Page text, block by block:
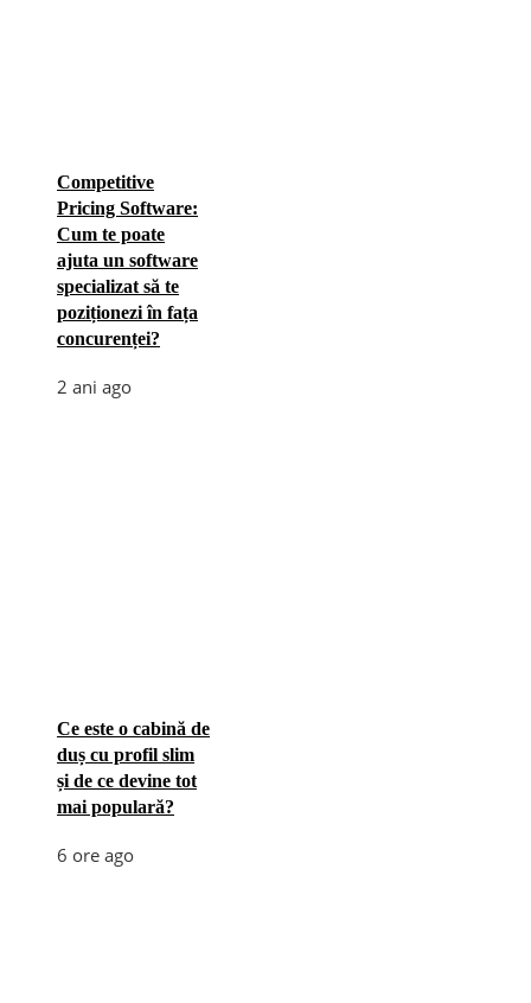
Competitive
Pricing Software:
Cum te poate
ajuta un software
specializat să te
poziționezi în fața
concurenței?
2 ani ago
Ce este o cabină de
duș cu profil slim
și de ce devine tot
mai populară?
6 ore ago